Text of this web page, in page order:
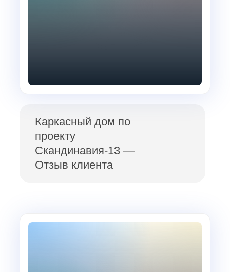
Каркасный дом по
проекту
Скандинавия-13 —
Отзыв клиента